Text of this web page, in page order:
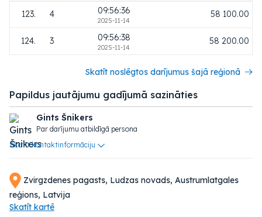
Zvirgzdenes pagasts, Ludzas novads, Austrumlatgales
reģions, Latvija
Skatīt kartē
123. 4 09:56:36
2025-11-14
58 100.00
124. 3 09:56:38
2025-11-14
58 200.00
Skatīt noslēgtos darījumus šajā reģionā
Papildus jautājumu gadījumā sazināties
Gints Šnikers
Par darījumu atbildīgā persona
Skatīt kontaktinformāciju